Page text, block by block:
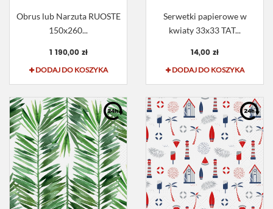
Obrus lub Narzuta RUOSTE
150x260...
1 190,00 zł
DODAJ DO KOSZYKA
Serwetki papierowe w
kwiaty 33x33 TAT...
14,00 zł
DODAJ DO KOSZYKA